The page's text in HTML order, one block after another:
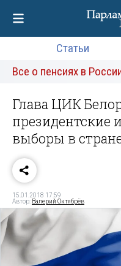
Статьи
Все о пенсиях в
Глава ЦИК
президентские
выборы в
15.01.2018 17:59
Автор: Валерий Октябрёв